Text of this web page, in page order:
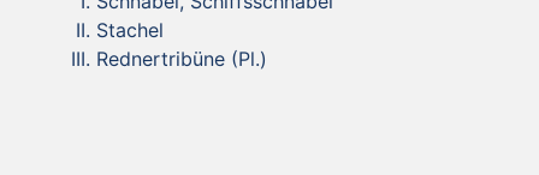
Stachel
Rednertribüne (Pl.)